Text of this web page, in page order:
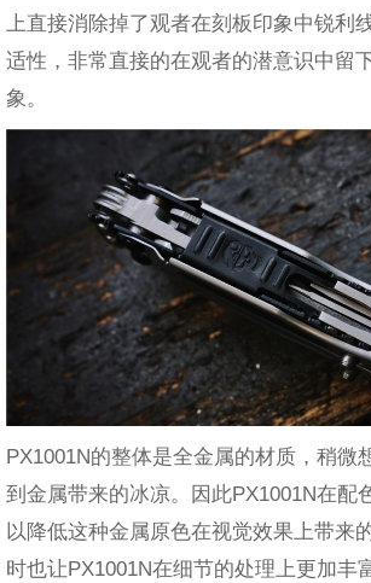
上直接消除掉了观者在刻板印象中锐利
适性，非常直接的在观者的潜意识中留
象。
PX1001N的整体是全金属的材质，稍微
到金属带来的冰凉。因此PX1001N在配
以降低这种金属原色在视觉效果上带来
时也让PX1001N在细节的处理上更加丰